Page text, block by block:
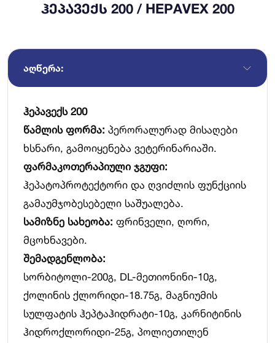
ᲰᲔᲞᲐᲕᲔᲥᲡ 200 / HEPAVEX 200
ᲐᲦᲬᲔᲠᲐ:
ჰეპავექს 200
წამლის ფორმა: პერორალურად მისაღები
ხსნარი, გამოიყენება ვეტერინარიაში.
ფარმაკოთერაპიული ჯგუფი:
ჰეპატოპროტექტორი და ღვიძლის ფუნქციის
გამაუმჯობესებელი საშუალება.
სამიზნე სახეობა: ფრინველი, ღორი,
მცოხნავები.
შემადგენლობა:
სორბიტოლი-200გ, DL-მეთიონინი-10გ,
ქოლინის ქლორიდი-18.75გ, მაგნიუმის
სულფატის ჰეპტაჰიდრატი-10გ, კარნიტინის
ჰიდროქლორიდი-25გ, პოლიეთილენ